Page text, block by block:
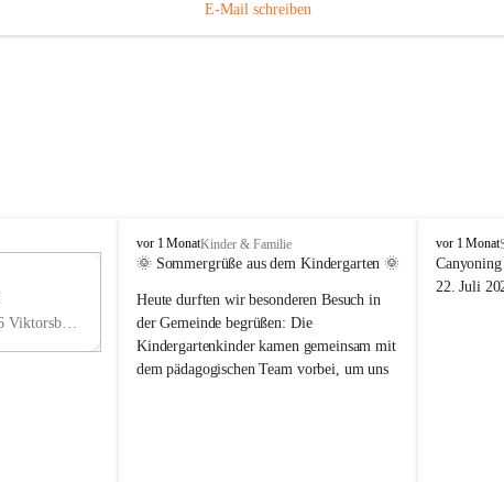
E-Mail schreiben
VHauptstraße 36, 6836 Viktorsberg, AUT
V
i
t
o
r
s
vor 1 MonatKinder & Familie
🌞 Sommergrüße aus dem Kindergarten 🌞
Heute durften wir besonderen Besuch in
der Gemeinde begrüßen: Die
Kindergartenkinder kamen gemeinsam mit
dem pädagogischen Team vorbei, um uns
V
i
k
vor 1 Monat
22. Juli